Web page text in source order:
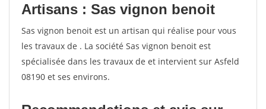
Artisans : Sas vignon benoit
Sas vignon benoit est un artisan qui réalise pour vous
les travaux de . La société Sas vignon benoit est
spécialisée dans les travaux de et intervient sur Asfeld
08190 et ses environs.